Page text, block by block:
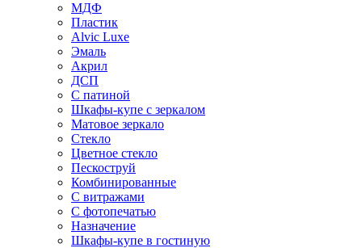
МДФ
Пластик
Alvic Luxe
Эмаль
Акрил
ДСП
С патиной
Шкафы-купе с зеркалом
Матовое зеркало
Стекло
Цветное стекло
Пескоструй
Комбинированные
С витражами
С фотопечатью
Назначение
Шкафы-купе в гостиную